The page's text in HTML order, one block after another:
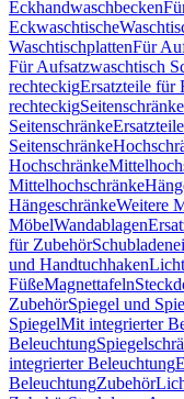
Eckhandwaschbecken
Eckwaschtische
WaschtischplattenFür
Für Aufsatzwaschtisch
rechteckigErsatzteile für
rechteckigSeitenschränke
Seitenschränke
Seitenschränke
Hochschränke
Mittelhochschränke
HängeschränkeWeitere
MöbelWandablagen
für Zubehör
und Handtuchhaken
FüßeMagnettafeln
ZubehörSpiegel und
SpiegelMit integrierter
Beleuchtung
integrierter Beleuchtung
BeleuchtungZubehör